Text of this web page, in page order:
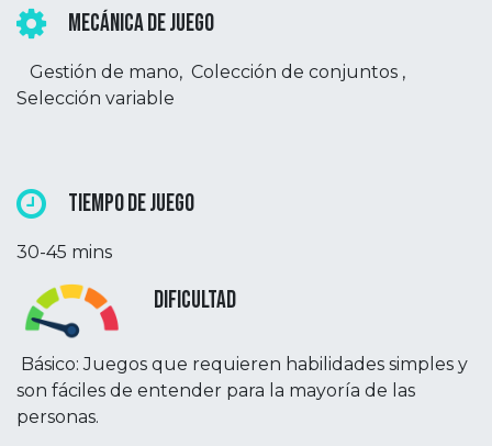
Mecánica de Juego
Gestión de mano, Colección de conjuntos ,
Selección variable
Tiempo de Juego
30-45 mins
Dificultad
Básico: Juegos que requieren habilidades simples y
son fáciles de entender para la mayoría de las
personas.